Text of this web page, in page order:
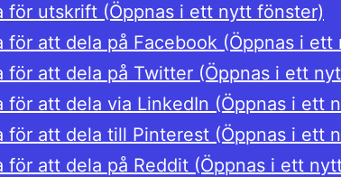
för utskrift (Öppnas i ett nytt fönster)
för att dela på Facebook (Öppnas i ett
för att dela på Twitter (Öppnas i ett
för att dela via LinkedIn (Öppnas i ett
för att dela till Pinterest (Öppnas i ett
för att dela på Reddit (Öppnas i ett